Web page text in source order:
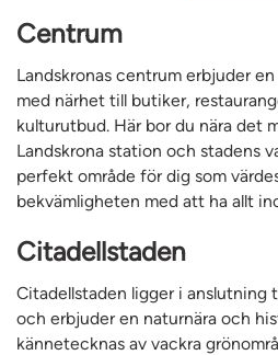
Centrum
Landskronas centrum erbjuder
med närhet till butiker,
kulturutbud. Här bor du nära det
Landskrona station och stadens
perfekt område för dig som
bekvämligheten med att ha allt
Citadellstaden
Citadellstaden ligger i anslutning
och erbjuder en naturnära och
kännetecknas av vackra